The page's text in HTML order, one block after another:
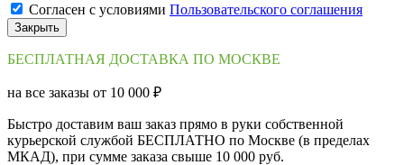
Согласен с условиями Пользовательского соглашения
Закрыть
БЕСПЛАТНАЯ ДОСТАВКА ПО МОСКВЕ
на все заказы от 10 000 ₽
Быстро доставим ваш заказ прямо в руки собственной
курьерской службой БЕСПЛАТНО по Москве (в пределах
МКАД), при сумме заказа свыше 10 000 руб.